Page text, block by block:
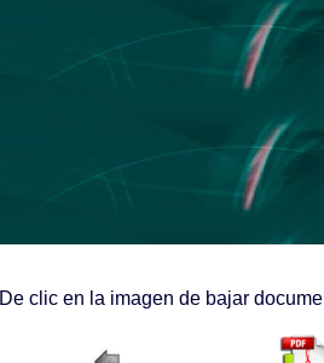
De clic en la imagen de bajar